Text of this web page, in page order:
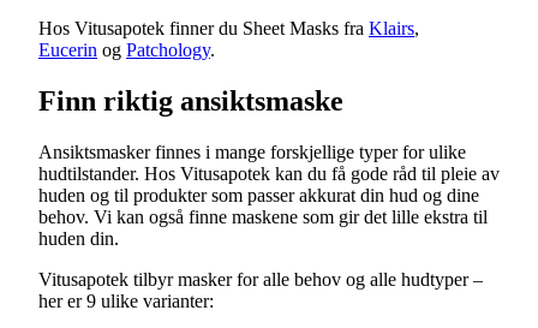
Hos Vitusapotek finner du Sheet Masks fra Klairs,
Eucerin og Patchology.
Finn riktig ansiktsmaske
Ansiktsmasker finnes i mange forskjellige typer for ulike
hudtilstander. Hos Vitusapotek kan du få gode råd til pleie av
huden og til produkter som passer akkurat din hud og dine
behov. Vi kan også finne maskene som gir det lille ekstra til
huden din.
Vitusapotek tilbyr masker for alle behov og alle hudtyper –
her er 9 ulike varianter: